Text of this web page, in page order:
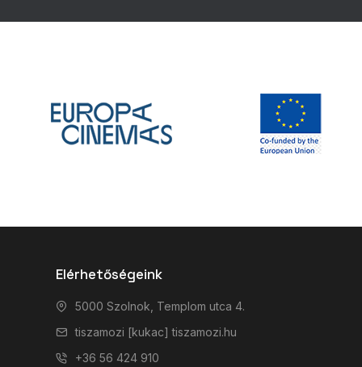
Elérhetőségeink
5000 Szolnok, Templom utca 4.
tiszamozi [kukac] tiszamozi.hu
+36 56 424 910